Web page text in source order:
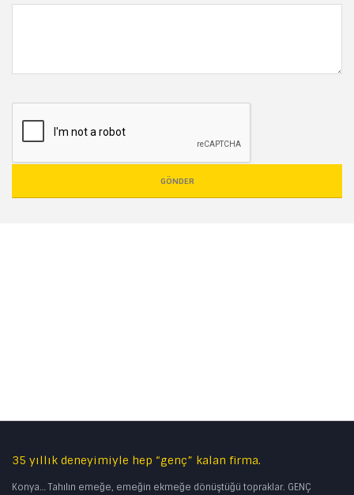
GÖNDER
35 yıllık deneyimiyle hep “genç” kalan firma.
Konya… Tahılın emeğe, emeğin ekmeğe dönüştüğü topraklar. GENÇ